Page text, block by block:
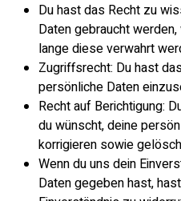
Du hast das Recht zu
Daten gebraucht
lange diese verwahrt
Zugriffsrecht: Du hast
persönliche Daten
Recht auf Berichtigung:
du wünscht, deine
korrigieren sowie
Wenn du uns dein
Daten gegeben hast,